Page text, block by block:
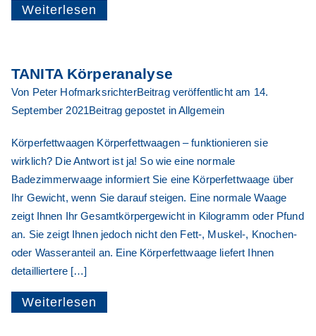
Weiterlesen
TANITA Körperanalyse
Von Peter HofmarksrichterBeitrag veröffentlicht am 14.
September 2021Beitrag gepostet inAllgemein
Körperfettwaagen Körperfettwaagen – funktionieren sie
wirklich? Die Antwort ist ja! So wie eine normale
Badezimmerwaage informiert Sie eine Körperfettwaage über
Ihr Gewicht, wenn Sie darauf steigen. Eine normale Waage
zeigt Ihnen Ihr Gesamtkörpergewicht in Kilogramm oder Pfund
an. Sie zeigt Ihnen jedoch nicht den Fett-, Muskel-, Knochen-
oder Wasseranteil an. Eine Körperfettwaage liefert Ihnen
detailliertere […]
Weiterlesen